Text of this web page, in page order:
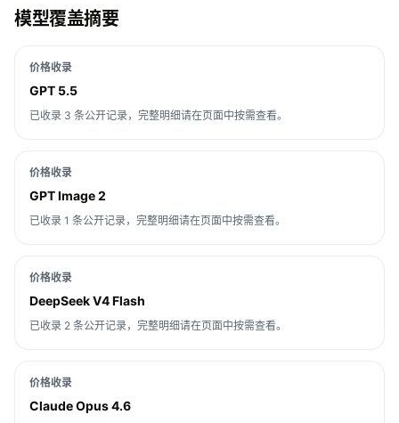
模型覆盖摘要
价格收录
GPT 5.5
已收录 3 条公开记录，完整明细请在页面中按需查看。
价格收录
GPT Image 2
已收录 1 条公开记录，完整明细请在页面中按需查看。
价格收录
DeepSeek V4 Flash
已收录 2 条公开记录，完整明细请在页面中按需查看。
价格收录
Claude Opus 4.6